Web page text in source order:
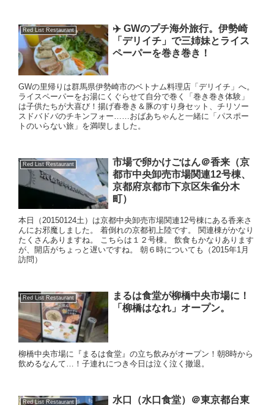
Red List Restaurant
✈️ GWのプチ海外旅行。伊勢崎
「デリイチ」で三姉妹とライス
ペーパーを巻き巻き！
GWの里帰りは群馬県伊勢崎市のベトナム料理店「デリイチ」へ。
ライスペーパーをお湯にくぐらせて自分で巻く「巻き巻き体験」
は子供たちが大喜び！揚げ春巻き＆豚のすり身セット、チリソー
スドバドバのチキンフォー……おばあちゃんと一緒に「パスポー
トのいらない旅」を満喫しました。
Red List Restaurant
市場で卵かけごはん＠香来（京
都市中央卸売市場関連12号棟、
京都府京都市下京区朱雀分木
町）
本日（20150124土）は京都中央卸売市場関連12号棟にある香来さ
んにお邪魔しました。 着倒れの京都初上陸です。 関連棟がかなり
たくさんありますね。 こちらは１２号棟。 飲食もかなりあります
が、開店がちょっと遅いですね。 朝６時についても（2015年1月
訪問）
Red List Restaurant
まるは食堂が柳橋中央市場に！
「柳橋はなれ」オープン。
柳橋中央市場に『まるは食堂』の立ち飲みがオープン！朝8時から
飲めるなんて…！子連れにつき今日は泣く泣く撤退。
Red List Restaurant
水口（水口食堂）＠東京都台東